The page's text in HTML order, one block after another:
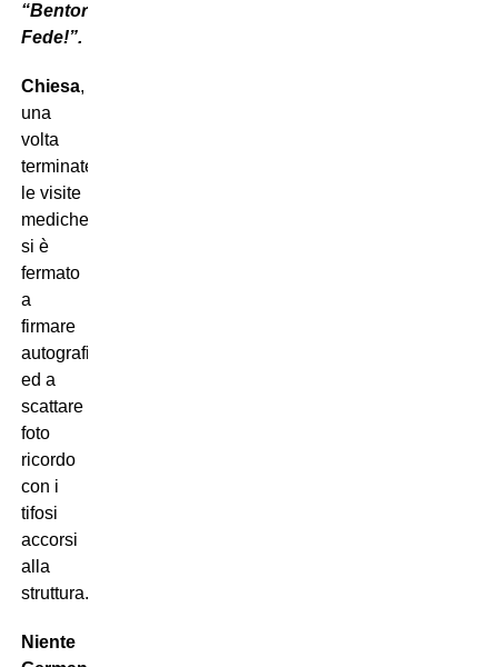
“Bentornato
Fede!”.
Chiesa,
una
volta
terminate
le visite
mediche,
si è
fermato
a
firmare
autografi
ed a
scattare
foto
ricordo
con i
tifosi
accorsi
alla
struttura.
Niente